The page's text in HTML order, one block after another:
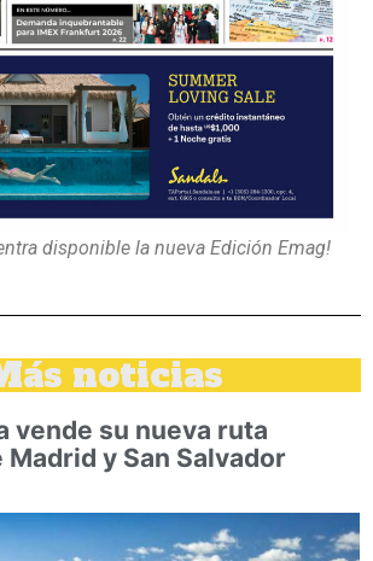
disponible la nueva Edición Emag!
noticias
vende su nueva ruta
y San Salvador